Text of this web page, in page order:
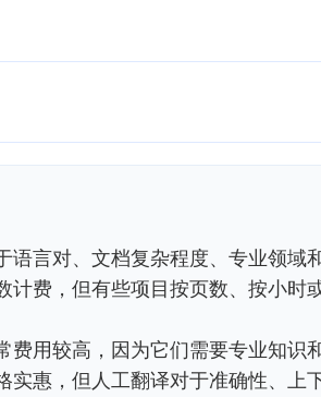
言对、文档复杂程度、专业领域
计费，但有些项目按页数、按小时
用较高，因为它们需要专业知识和
实惠，但人工翻译对于准确性、上